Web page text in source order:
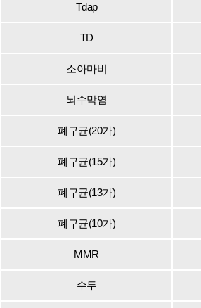
Tdap
TD
소아마비
뇌수막염
폐구균(20가)
폐구균(15가)
폐구균(13가)
폐구균(10가)
MMR
수두